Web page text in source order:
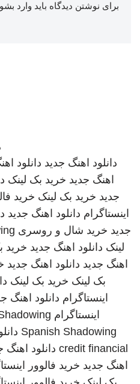
برای نوشتن دیدگاه باید وارد
دانلود اهنگ جدید دانلود
اهنگ جدید خرید بک لینک
جدید خرید بک لینک خرید
اینستاگرام دانلود اهنگ جدید
جدید خرید شال و روسری
لینک دانلود اهنگ جدید خرید
اهنگ جدید دانلود اهنگ جدید
بک لینک خرید بک لینک
اینستاگرام دانلود اهنگ
اینستاگرام
Spanish Shadowing
credit financial دانلود اهنگ
اهنگ جدید خرید فالوور